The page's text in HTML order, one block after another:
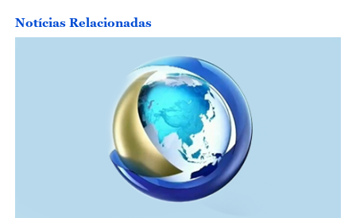
Notícias Relacionadas